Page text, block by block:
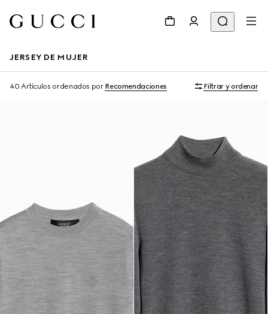
JERSEY DE MUJER
40 Artículos ordenados por Recomendaciones Filtrar y ordenar